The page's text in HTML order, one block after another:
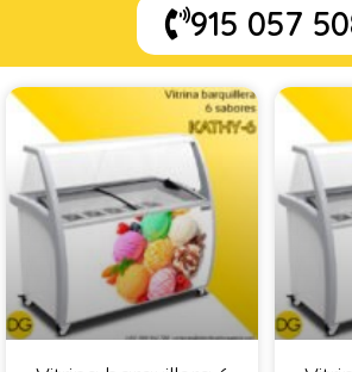
915 057